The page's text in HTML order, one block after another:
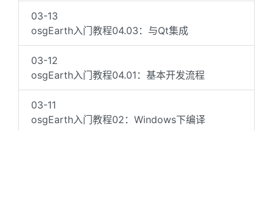
03-13
osgEarth入门教程04.03：与Qt集成
03-12
osgEarth入门教程04.01：基本开发流程
03-11
osgEarth入门教程02：Windows下编译